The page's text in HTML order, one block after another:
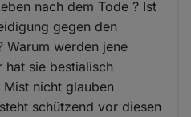
nach dem Tode ? Ist
gegen den
Warum werden jene
hat sie bestialisch
nicht glauben
schützend vor diesen